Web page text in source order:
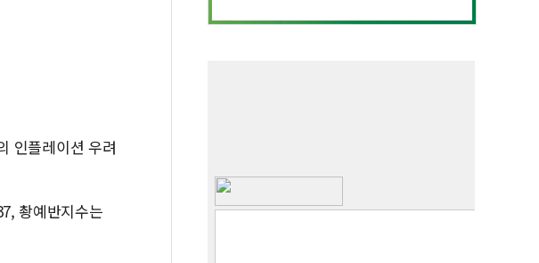
인플레이션 우려
촹예반지수는